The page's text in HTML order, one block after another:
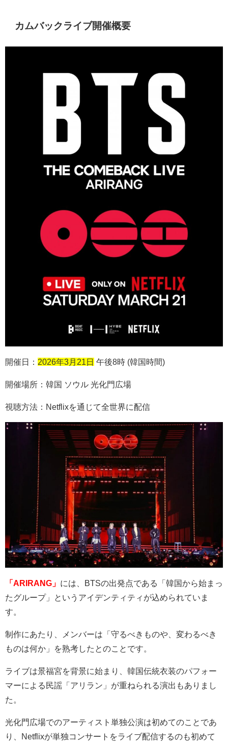
カムバックライブ開催概要
開催日： 2026年3月21日 午後8時 (韓国時間)
開催場所：韓国 ソウル 光化門広場
視聴方法： Netflixを通じて全世界に配信
「ARIRANG」 には、 BTSの出発点である「韓国から始まっ
たグループ」というアイデンティティが込められていま
す。
制作にあたり、メンバーは「守るべきものや、変わるべき
ものは何か」を熟考したとのことです。
ライブは景福宮を背景に始まり、韓国伝統衣装のパフォー
マーによる民謡「アリラン」が重ねられる演出もありまし
た。
光化門広場でのアーティスト単独公演は初めてのことであ
り、
Netflixが単独コンサートをライブ配信するのも初めて